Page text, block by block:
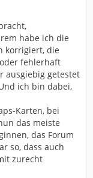
habe ich die
korrigiert, die
fehlerhaft
ausgiebig getestet
ich bin dabei,
Karten, bei
das meiste
das Forum
so, dass auch
zurecht